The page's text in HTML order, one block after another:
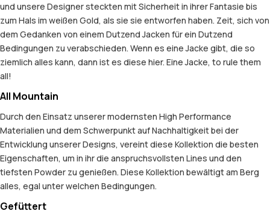
und unsere Designer steckten mit Sicherheit in ihrer Fantasie bis
zum Hals im weißen Gold, als sie sie entworfen haben. Zeit, sich von
dem Gedanken von einem Dutzend Jacken für ein Dutzend
Bedingungen zu verabschieden. Wenn es eine Jacke gibt, die so
ziemlich alles kann, dann ist es diese hier. Eine Jacke, to rule them
all!
All Mountain
Durch den Einsatz unserer modernsten High Performance
Materialien und dem Schwerpunkt auf Nachhaltigkeit bei der
Entwicklung unserer Designs, vereint diese Kollektion die besten
Eigenschaften, um in ihr die anspruchsvollsten Lines und den
tiefsten Powder zu genießen. Diese Kollektion bewältigt am Berg
alles, egal unter welchen Bedingungen.
Gefüttert